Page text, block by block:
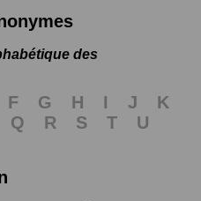
des
F G H I J
K
Q R S T
U